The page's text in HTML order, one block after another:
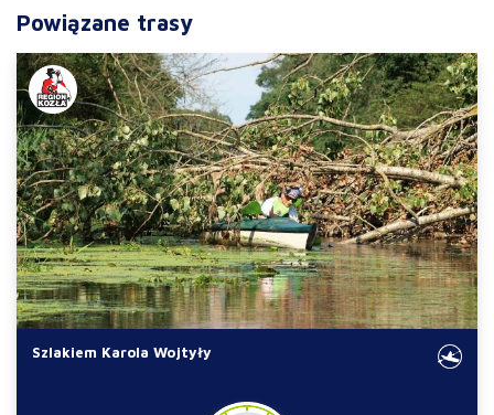
Powiązane trasy
Szlakiem Karola Wojtyły